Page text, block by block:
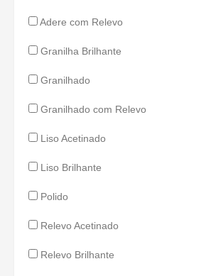
Adere com Relevo
Granilha Brilhante
Granilhado
Granilhado com Relevo
Liso Acetinado
Liso Brilhante
Polido
Relevo Acetinado
Relevo Brilhante